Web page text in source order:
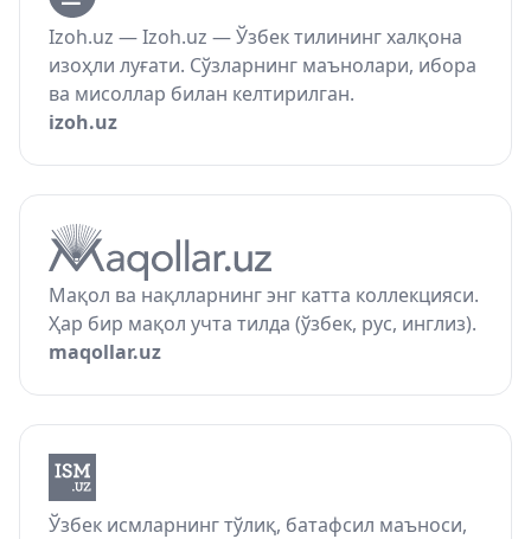
Izoh.uz — Izoh.uz — Ўзбек тилининг халқона
изоҳли луғати. Сўзларнинг маънолари, ибора
ва мисоллар билан келтирилган.
izoh.uz
Мақол ва нақлларнинг энг катта коллекцияси.
Ҳар бир мақол учта тилда (ўзбек, рус, инглиз).
maqollar.uz
Ўзбек исмларнинг тўлиқ, батафсил маъноси,